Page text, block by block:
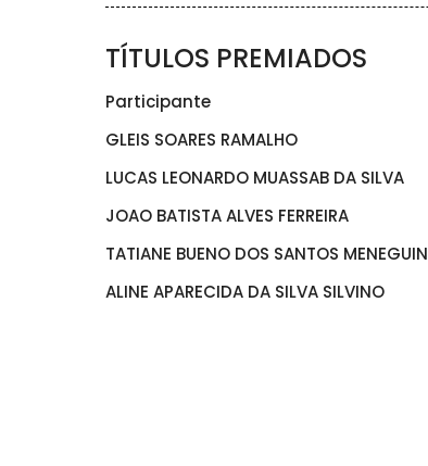
TÍTULOS PREMIADOS
Participante
GLEIS SOARES RAMALHO
LUCAS LEONARDO MUASSAB DA SILVA
JOAO BATISTA ALVES FERREIRA
TATIANE BUENO DOS SANTOS MENEGUIN
ALINE APARECIDA DA SILVA SILVINO